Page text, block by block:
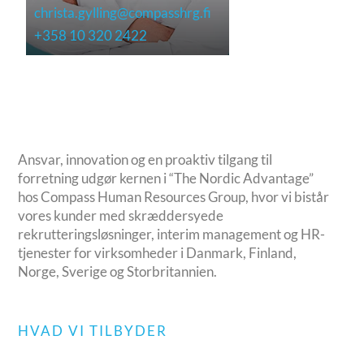
christa.gylling@compasshrg.fi
+358 10 320 2422
Ansvar, innovation og en proaktiv tilgang til
forretning udgør kernen i “The Nordic Advantage”
hos Compass Human Resources Group, hvor vi bistår
vores kunder med skræddersyede
rekrutteringsløsninger, interim management og HR-
tjenester for virksomheder i Danmark, Finland,
Norge, Sverige og Storbritannien.
HVAD VI TILBYDER